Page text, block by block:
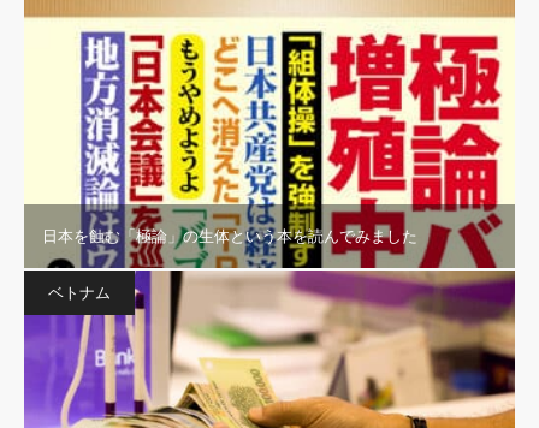
日本を蝕む「極論」の生体という本を読んでみました
ベトナム